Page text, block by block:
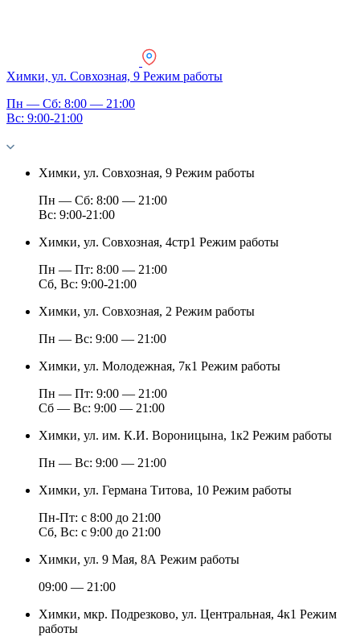
Химки, ул. Совхозная, 9 Режим работы
Пн — Сб: 8:00 — 21:00
Вс: 9:00-21:00
Химки, ул. Совхозная, 9 Режим работы
Пн — Сб: 8:00 — 21:00
Вс: 9:00-21:00
Химки, ул. Совхозная, 4стр1 Режим работы
Пн — Пт: 8:00 — 21:00
Сб, Вс: 9:00-21:00
Химки, ул. Совхозная, 2 Режим работы
Пн — Вс: 9:00 — 21:00
Химки, ул. Молодежная, 7к1 Режим работы
Пн — Пт: 9:00 — 21:00
Cб — Вс: 9:00 — 21:00
Химки, ул. им. К.И. Вороницына, 1к2 Режим работы
Пн — Вс: 9:00 — 21:00
Химки, ул. Германа Титова, 10 Режим работы
Пн-Пт: с 8:00 до 21:00
Сб, Вс: с 9:00 до 21:00
Химки, ул. 9 Мая, 8А Режим работы
09:00 — 21:00
Химки, мкр. Подрезково, ул. Центральная, 4к1 Режим
работы